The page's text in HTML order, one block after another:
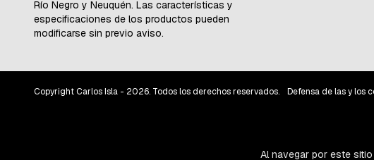
Al navegar por este sitio
Río Negro y Neuquén. Las características y
especificaciones de los productos pueden
modificarse sin previo aviso.
Copyright Carlos Isla - 2026. Todos los derechos reservados. Defensa de las y los